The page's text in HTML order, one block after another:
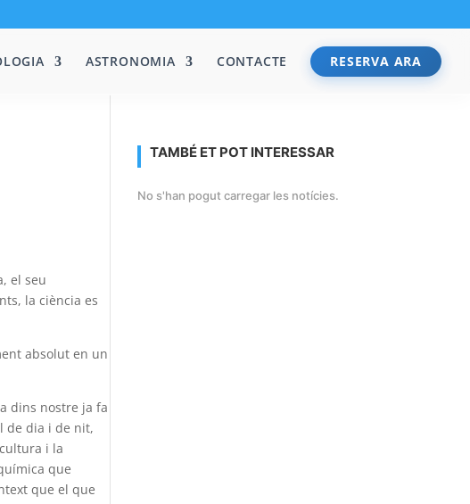
ASTRONOMIA CONTACTE RESERVA ARA
el seu
la ciència es
absolut en un
dins nostre ja fa
de dia i de nit,
i la
que
que el que
TAMBÉ ET POT INTERESSAR
No s'han pogut carregar les notícies.